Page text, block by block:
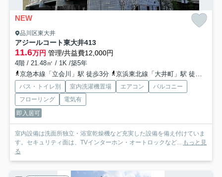
NEW
品川区東大井
アジールコート東大井413
11.6万円 管理/共益費12,000円
4階 / 21.48㎡ / 1K /築5年
京急本線「立会川」駅 徒歩3分
京浜東北線「大井町」駅 徒歩15分
バス・トイレ別 室内洗濯機置場 エアコン
バルコニー
フローリング
電気有
即入居可
室内設備は洗面所独立・浴室乾燥機など充実した設備を備え付けていま
す。セキュリティ面は、TVインターホン・オートロックなど...
もっと見
る